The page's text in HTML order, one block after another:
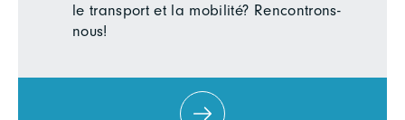
le transport et la mobilité? Rencontrons-
nous!